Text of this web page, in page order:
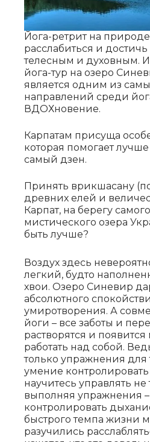
Йога-ретрит на
расслабиться и
телесным и духовным.
йога-тур на озеро
является одним из
направлений среди
ВДОХновение.
Карпатам присуща
которая помогает лучше
самый дзен.
Принять врикшасану
древних елей и
Карпат, на берегу
мистического озера
быть лучше?
Воздух здесь
легкий, будто
хвои. Озеро Синевир
абсолютного
умиротворения. А
йоги – все заботы и
растворятся и
работать над собой.
только упражнения для
умение
научитесь управлять не
выполняя упражнения –
контролировать
быстрого темпа жизни
разучились